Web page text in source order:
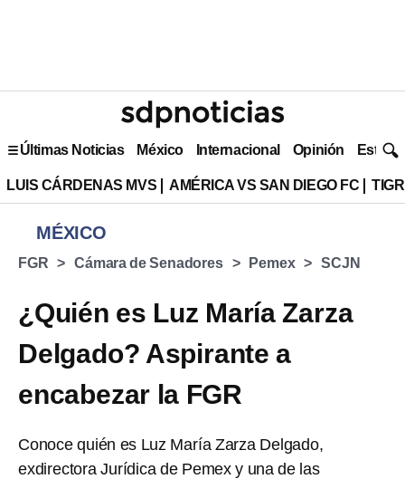
Últimas Noticias México Internacional Opinión Estilo
LUIS CÁRDENAS MVS AMÉRICA VS SAN DIEGO FC
MÉXICO
FGR Cámara de Senadores Pemex SCJN
¿Quién es Luz María Zarza
Delgado? Aspirante a
encabezar la FGR
Conoce quién es Luz María Zarza Delgado,
exdirectora Jurídica de Pemex y una de las